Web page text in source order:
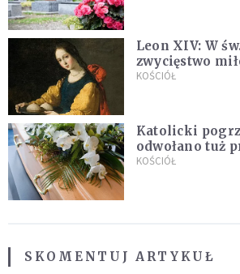
Leon XIV: W
zwycięstwo
KOŚCIÓŁ
Katolicki
odwołano tuż
uroczystością.
KOŚCIÓŁ
SKOMENTUJ ARTYKUŁ